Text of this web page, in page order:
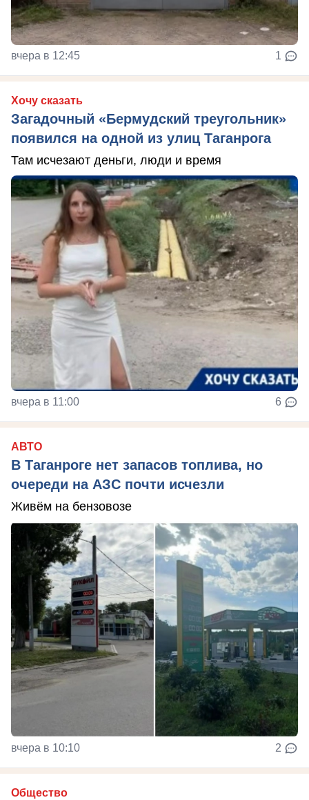
вчера в 12:45 1
Хочу сказать
Загадочный «Бермудский треугольник»
появился на одной из улиц Таганрога
Там исчезают деньги, люди и время
вчера в 11:00 6
АВТО
В Таганроге нет запасов топлива, но
очереди на АЗС почти исчезли
Живём на бензовозе
вчера в 10:10 2
Общество